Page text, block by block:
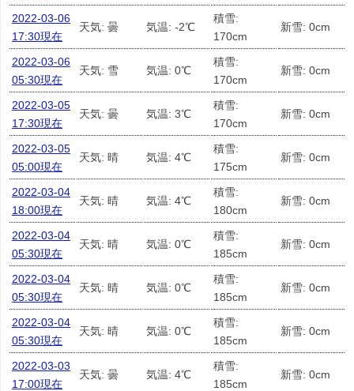
2022-03-06
17:30現在
天気: 曇 気温: -2℃
積雪:
170cm
新雪: 0cm
2022-03-06
05:30現在
天気: 雪 気温: 0℃
積雪:
170cm
新雪: 0cm
2022-03-05
17:30現在
天気: 曇 気温: 3℃
積雪:
170cm
新雪: 0cm
2022-03-05
05:00現在
天気: 晴 気温: 4℃
積雪:
175cm
新雪: 0cm
2022-03-04
18:00現在
天気: 晴 気温: 4℃
積雪:
180cm
新雪: 0cm
2022-03-04
05:30現在
天気: 晴 気温: 0℃
積雪:
185cm
新雪: 0cm
2022-03-04
05:30現在
天気: 晴 気温: 0℃
積雪:
185cm
新雪: 0cm
2022-03-04
05:30現在
天気: 晴 気温: 0℃
積雪:
185cm
新雪: 0cm
2022-03-03
17:00現在
天気: 曇 気温: 4℃
積雪:
185cm
新雪: 0cm